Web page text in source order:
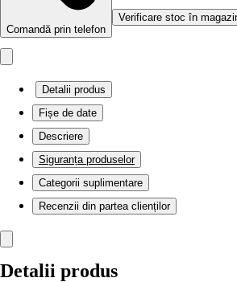
Comandă prin telefon
Verificare stoc în
Detalii produs
Fișe de date
Descriere
Siguranța produselor
Categorii suplimentare
Recenzii din partea clienților
Detalii produs